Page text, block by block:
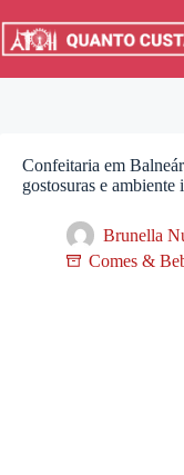
para
Confeitaria em
gostosuras e ambiente
Brunella
Comes &